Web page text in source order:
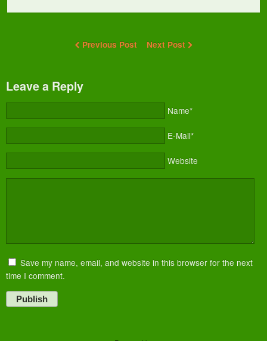
Previous Post Next Post
Leave a Reply
Name*
E-Mail*
Website
Save my name, email, and website in this browser for the next
time I comment.
Publish